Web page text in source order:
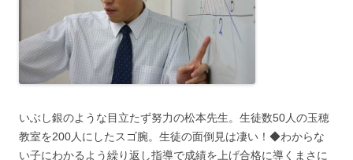
いぶし銀のような目立たず努力の松本先生。生徒数50人の玉穂
教室を200人にしたスゴ腕。生徒の面倒見は凄い！◆わからな
い子にわかるよう繰り返し指導で成績を上げ合格に導くまさに